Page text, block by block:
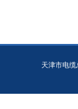
天津市电